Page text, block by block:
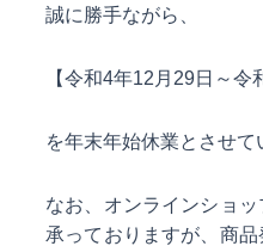
誠に勝手ながら、
【令和4年12月29日～令
を年末年始休業とさせて
なお、オンラインショ
承っておりますが、商